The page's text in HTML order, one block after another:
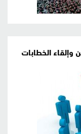
وإلقاء الخطابات